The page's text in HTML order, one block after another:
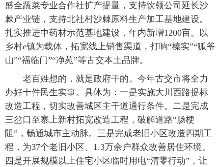
盛全蔬菜专业合作社扩产提量，支持饮领公司延长沙
棘产业链，支持北社村沙棘原料生产加工基地建设。
扎实推进中药材示范基地建设，年内新增1200亩。以
乡村e镇为载体，拓宽线上销售渠道，打响“榛实”“狐爷
山”“福临门”“净苑”等古交本土品牌。
老百姓想的，就是政府干的。今年古交市将全力
办好十件民生实事。具体为：一是实施大川西路提标
改造工程，切实改善城区主干道通行条件。二是完成
三岔口至寨上新村拓宽改造工程，破解道路“肠梗
阻”，畅通城市主动脉。三是完成老旧小区改造四期工
程，为37个老旧小区、1.3万余户群众改善居住环境。
四是开展规模以上住宅小区临时用电“清零行动”，让